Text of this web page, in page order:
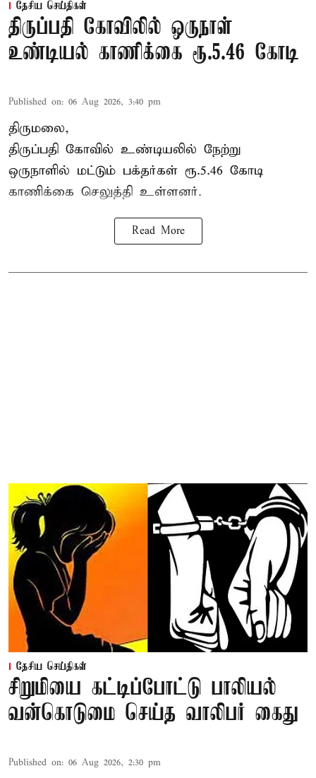
தேசிய செய்திகள்
திருப்பதி கோவிலில் ஒருநாள்
உண்டியல் காணிக்கை ரூ.5.46 கோடி
Published on: 06 Aug 2026, 3:40 pm
திருமலை,
திருப்பதி கோவில் உண்டியலில் நேற்று
ஒருநாளில் மட்டும் பக்தர்கள் ரூ.5.46 கோடி
காணிக்கை செலுத்தி உள்ளனர்.
Read More
தேசிய செய்திகள்
சிறுமியை கட்டிப்போட்டு பாலியல்
வன்கொடுமை செய்த வாலிபர் கைது
Published on: 06 Aug 2026, 2:30 pm